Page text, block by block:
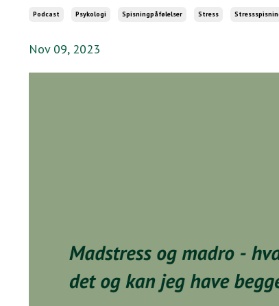
Podcast Psykologi Spisningpåfølelser Stress
Nov 09, 2023